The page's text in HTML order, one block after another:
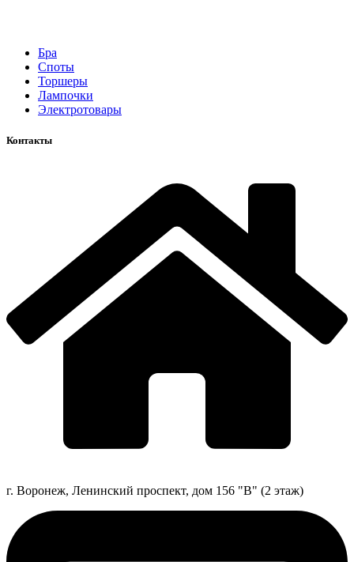
Бра
Споты
Торшеры
Лампочки
Электротовары
Контакты
г. Воронеж, Ленинский проспект, дом 156 "В" (2 этаж)